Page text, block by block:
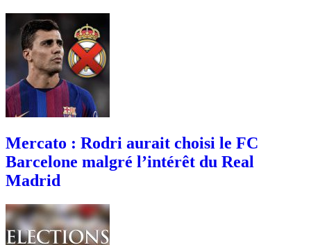
Mercato : Rodri aurait choisi le FC
Barcelone malgré l’intérêt du Real
Madrid